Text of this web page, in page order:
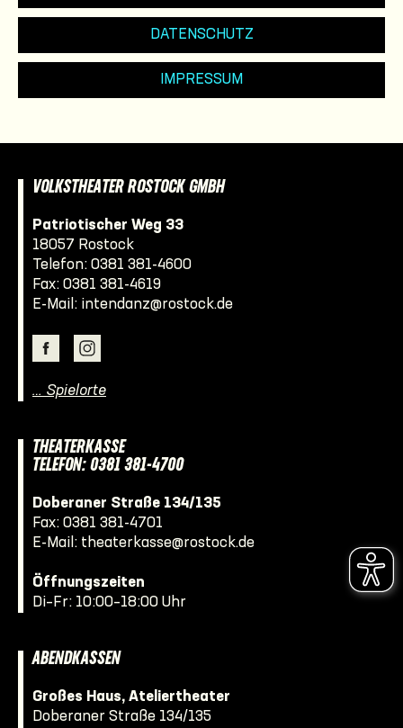
DATENSCHUTZ
IMPRESSUM
VOLKSTHEATER ROSTOCK GMBH
Patriotischer Weg 33
18057 Rostock
Telefon: 0381 381-4600
Fax: 0381 381-4619
E-Mail: intendanz@rostock.de
… Spielorte
THEATERKASSE
TELEFON: 0381 381-4700
Doberaner Straße 134/135
Fax: 0381 381-4701
E-Mail: theaterkasse@rostock.de
Öffnungszeiten
Di–Fr: 10:00–18:00 Uhr
ABENDKASSEN
Großes Haus, Ateliertheater
Doberaner Straße 134/135